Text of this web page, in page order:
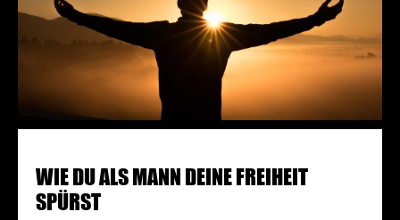
WIE DU ALS MANN DEINE FREIHEIT
SPÜRST